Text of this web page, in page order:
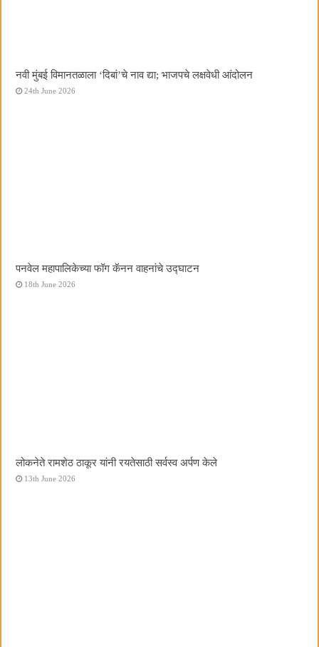
नवी मुंबई विमानतळाला ‌‘दिबां‌’चे नाव द्या; भाजपचे लक्षवेधी आंदोलन
24th June 2026
पनवेल महापालिकेच्या फॉग कॅनन वाहनांचे उद्घाटन
18th June 2026
लोकनेते रामशेठ ठाकूर यांनी रयतेसाठी सर्वस्व अर्पण केले
13th June 2026